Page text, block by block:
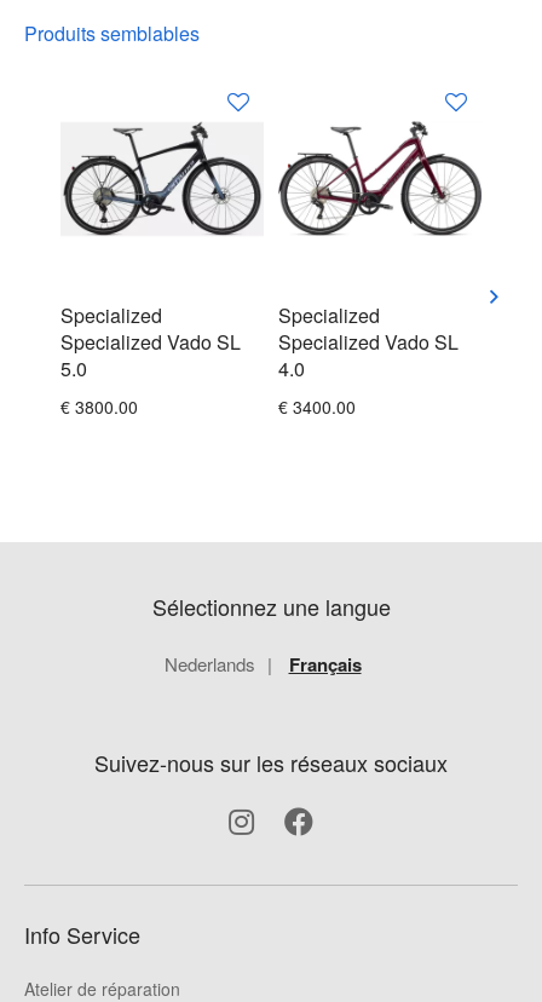
Produits semblables
Specialized
Specialized Vado SL
5.0
€ 3800.00
Specialized
Specialized Vado SL
4.0
€ 3400.00
Sélectionnez une langue
Nederlands Français
Suivez-nous sur les réseaux sociaux
Info Service
Atelier de réparation